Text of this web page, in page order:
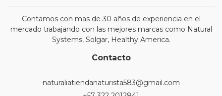
Contamos con mas de 30 años de experiencia en el
mercado trabajando con las mejores marcas como Natural
Systems, Solgar, Healthy America.
Contacto
naturaliatiendanaturista583@gmail.com